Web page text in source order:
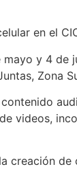
en el
mayo y 4 de
Zona
videos,
creación